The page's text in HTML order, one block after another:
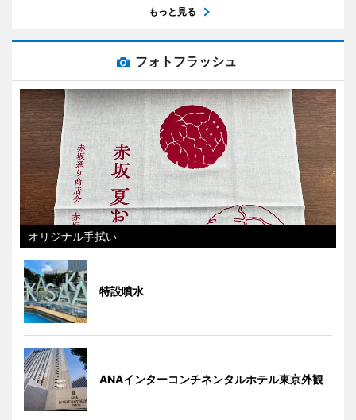
もっと見る
フォトフラッシュ
オリジナル手拭い
特設噴水
ANAインターコンチネンタルホテル東京外観